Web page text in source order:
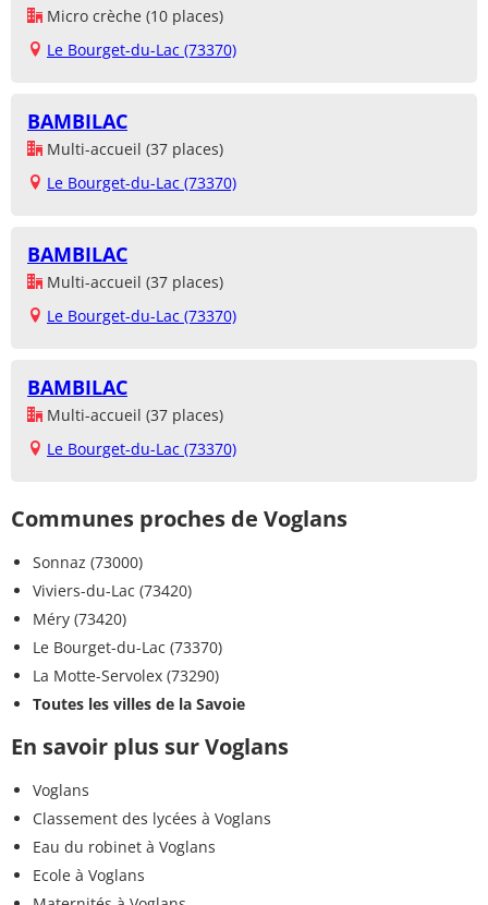
Micro crèche (10 places)
Le Bourget-du-Lac (73370)
BAMBILAC
Multi-accueil (37 places)
Le Bourget-du-Lac (73370)
BAMBILAC
Multi-accueil (37 places)
Le Bourget-du-Lac (73370)
BAMBILAC
Multi-accueil (37 places)
Le Bourget-du-Lac (73370)
Communes proches de Voglans
Sonnaz (73000)
Viviers-du-Lac (73420)
Méry (73420)
Le Bourget-du-Lac (73370)
La Motte-Servolex (73290)
Toutes les villes de la Savoie
En savoir plus sur Voglans
Voglans
Classement des lycées à Voglans
Eau du robinet à Voglans
Ecole à Voglans